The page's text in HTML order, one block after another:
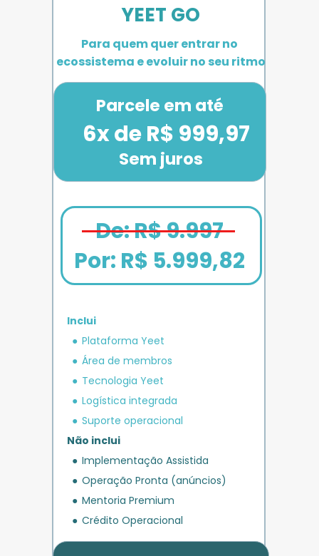
PLANO
IMPULSO
YEET GO
Para quem quer entrar no
ecossistema e evoluir no seu ritmo
Parcele em até
Parcele em até
12x de R$ 1.666,67
Sem juros
Inclui
Plataforma Yeet
Área de membros
Tecnologia Yeet
Logística integrada
Suporte operacional
Não inclui
Implementação Assistida
Operação Pronta (anúncios)
Mentoria Premium
Crédito Operacional
Bônus exclusivo
+ R$ 5.000
Yeet
Benefício exclusivo
6x de R$ 999,97
De: R$ 9.997
Por: R$ 5.999,82